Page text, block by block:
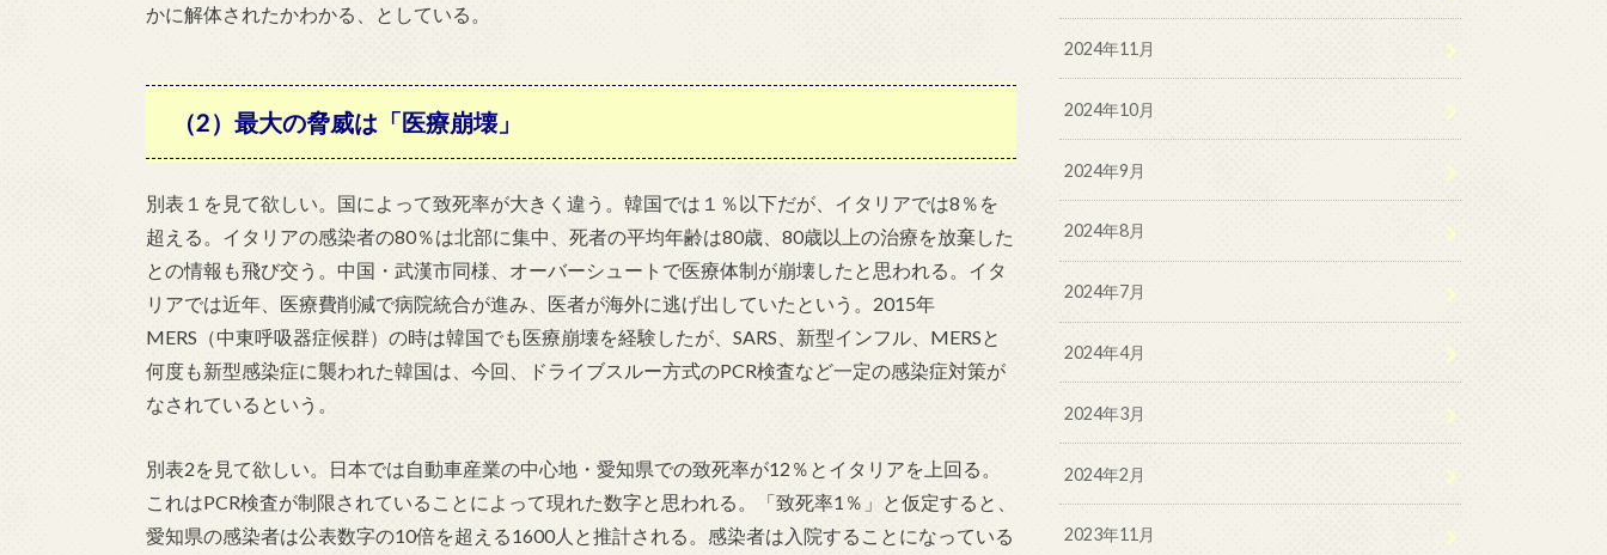
かに解体されたかわかる、としている。
（2）最大の脅威は「医療崩壊」
別表１を見て欲しい。国によって致死率が大きく違う。韓国では１％以下だが、イタリアでは8％を
超える。イタリアの感染者の80％は北部に集中、死者の平均年齢は80歳、80歳以上の治療を放棄した
との情報も飛び交う。中国・武漢市同様、オーバーシュートで医療体制が崩壊したと思われる。イタ
リアでは近年、医療費削減で病院統合が進み、医者が海外に逃げ出していたという。2015年
MERS（中東呼吸器症候群）の時は韓国でも医療崩壊を経験したが、SARS、新型インフル、MERSと
何度も新型感染症に襲われた韓国は、今回、ドライブスルー方式のPCR検査など一定の感染症対策が
なされているという。
別表2を見て欲しい。日本では自動車産業の中心地・愛知県での致死率が12％とイタリアを上回る。
これはPCR検査が制限されていることによって現れた数字と思われる。「致死率1％」と仮定すると、
愛知県の感染者は公表数字の10倍を超える1600人と推計される。感染者は入院することになっている
2024年11月
2024年10月
2024年9月
2024年8月
2024年7月
2024年4月
2024年3月
2024年2月
2023年11月